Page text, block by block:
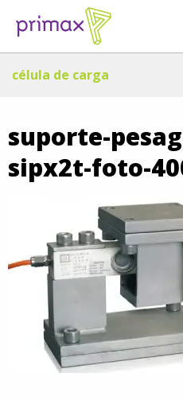
célula de carga
suporte-
sipx2t-foto-